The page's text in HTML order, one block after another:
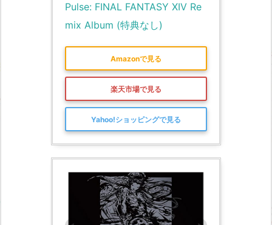
Pulse: FINAL FANTASY XIV Re
mix Album (特典なし)
Amazonで見る
楽天市場で見る
Yahoo!ショッピングで見る